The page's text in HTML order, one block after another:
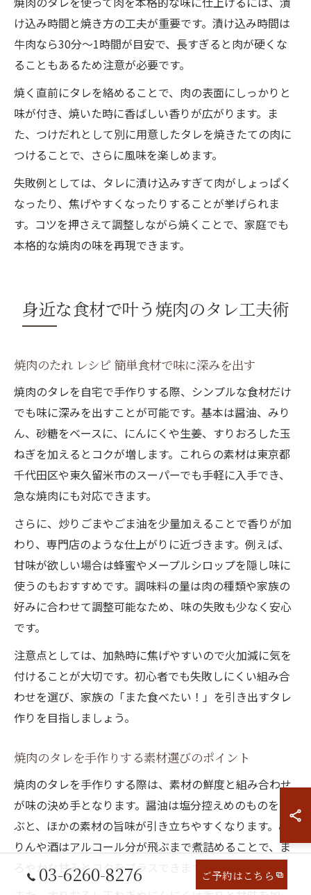
け込み時間と焼き方の工夫が重要です。漬け込み時間は
牛肉なら30分〜1時間が目安で、長すぎると肉が硬くな
ることもあるため注意が必要です。
焼く直前にタレを絡めることで、肉の表面にしっかりと
味が付き、焼いた時に香ばしい香りが広がります。ま
た、つけだれとして別に用意したタレを焼きたての肉に
つけることで、さらに風味を楽しめます。
失敗例としては、タレに漬け込みすぎて肉がしょっぱく
なったり、焦げやすくなったりすることが挙げられま
す。コツを押さえて調整しながら焼くことで、家庭でも
本格的な焼肉の味を再現できます。
身近な食材で叶う焼肉のタレ工夫術
焼肉のたれ レシピ 簡単食材で味に深みを出す
焼肉のタレを自宅で手作りする際、シンプルな食材だけ
でも味に深みを出すことが可能です。基本は醤油、みり
ん、砂糖をベースに、にんにくや生姜、すりおろした玉
ねぎを加えるとコクが増します。これらの素材は東京都
千代田区や東久留米市のスーパーでも手軽に入手でき、
急な焼肉にも対応できます。
さらに、炒りごまやごま油を少量加えることで香りが加
わり、専門店のような仕上がりに近づきます。例えば、
甘味が欲しい場合は蜂蜜やメープルシロップを隠し味に
使うのもおすすめです。調味料の量は肉の種類や家族の
好みに合わせて調整可能なため、味の失敗も少なく安心
です。
注意点としては、加熱時に焦げやすいので火加減に気を
付けることが大切です。初心者でも失敗しにくい組み合
わせを選び、家族の「また食べたい！」を引き出すタレ
作りを目指しましょう。
焼肉のタレを手作りする素材選びのポイント
焼肉のタレを手作りする際は、素材の鮮度と組み合わせ
が味の決め手となります。醤油は塩分控えめのものを選
ぶと、ほかの素材の旨味が引き立ちやすくなります。み
りんや酒はアルコール分が飛ぶまで煮詰めることで、ま
ろやかな甘みとコクをプラスできます。
03-6260-8276 ご予約はこちら